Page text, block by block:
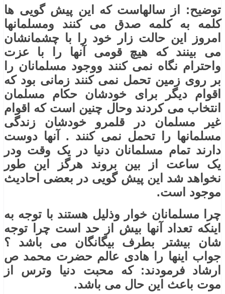
توضیح: از سالهاست که این پیش گویی ها
کلمه به کلمه صدق می کنند ومسلمانها
امروز این حالت زار خود را با چشمانشان
می بینند که هیچ قومی آنها را با عزت
واحترام نگاه نمی کنند ووجود مسلمانان را
بر روی زمین تحمل نمی کنند زمانی بود که
اقوام دیگر برای خودشان حکام مسلمان
انتخاب می کردند وحال چنین است که اقوام
غیر مسلمان در قلمرو خودشان زندگی
مسلمانها را تحمل نمی کنند . آنها دوست
دارند تمام مسلمانان دنیا در یک وقت ودر
یک ساعت از بین بروند هرگز این طور
نخواهد شد این پیش گویی در بعضی احادیث
موجود است.
چرا مسلمانان خوار وذلیل هستند با توجه به
اینکه تعداد آنها بیش از حد است چرا توجه
شان بیشتر بطرف بیگانگان می باشد ؟
جواب اینها را هادی عالم حضرت محمد ص
ارشاد فرمودند: که محبت دنیا وترس از
موت باعث این حال می باشد.